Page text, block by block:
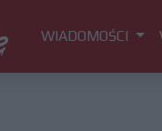
WIADOMOŚCI